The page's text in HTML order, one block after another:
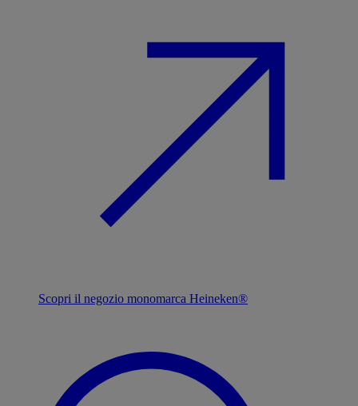
Scopri il negozio monomarca Heineken®